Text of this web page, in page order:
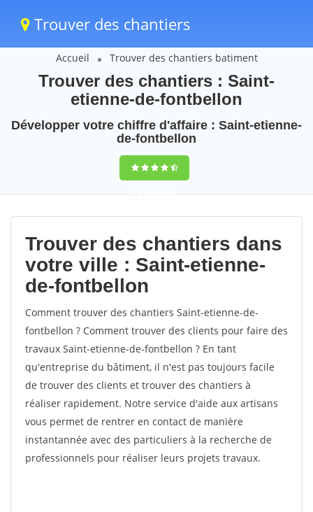
Trouver des chantiers
Accueil Trouver des chantiers batiment
Trouver des chantiers : Saint-
etienne-de-fontbellon
Développer votre chiffre d'affaire : Saint-etienne-
de-fontbellon
9,5(100%)57
votes
Trouver des chantiers dans
votre ville : Saint-etienne-
de-fontbellon
Comment trouver des chantiers Saint-etienne-de-
fontbellon ? Comment trouver des clients pour faire des
travaux Saint-etienne-de-fontbellon ? En tant
qu'entreprise du bâtiment, il n'est pas toujours facile
de trouver des clients et trouver des chantiers à
réaliser rapidement. Notre service d'aide aux artisans
vous permet de rentrer en contact de manière
instantannée avec des particuliers à la recherche de
professionnels pour réaliser leurs projets travaux.